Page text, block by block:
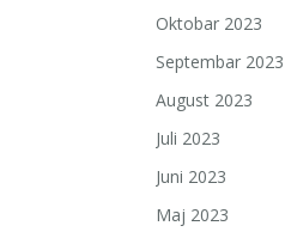
Oktobar 2023
Septembar 2023
August 2023
Juli 2023
Juni 2023
Maj 2023